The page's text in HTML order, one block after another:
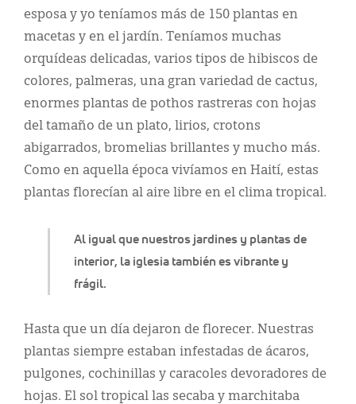
Al igual que nuestros jardines y plantas de
interior, la iglesia también es vibrante y
frágil.
esposa y yo teníamos más de 150 plantas en
macetas y en el jardín. Teníamos muchas
orquídeas delicadas, varios tipos de hibiscos de
colores, palmeras, una gran variedad de cactus,
enormes plantas de pothos rastreras con hojas
del tamaño de un plato, lirios, crotons
abigarrados, bromelias brillantes y mucho más.
Como en aquella época vivíamos en Haití, estas
plantas florecían al aire libre en el clima tropical.
Hasta que un día dejaron de florecer. Nuestras
plantas siempre estaban infestadas de ácaros,
pulgones, cochinillas y caracoles devoradores de
hojas. El sol tropical las secaba y marchitaba